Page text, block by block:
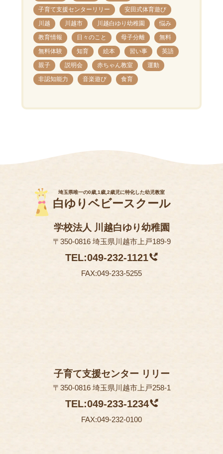
子育て支援センターリリー
安田式体育遊び
川越
川越市 川越白ゆり幼稚園
悩み
教育情報
日々のこと 母子分離
無料
無料体験
知育 絵本 習い事
英語
親子
説明会 赤ちゃん教室
運動
非認知能力
音楽遊び 食育
埼玉県唯一の0歳,1歳,2歳児に特化した幼児教室
白ゆりベビースクール
学校法人 川越白ゆり幼稚園
〒350-0816 埼玉県川越市上戸189-9
TEL:049-232-1121
FAX:049-233-5255
子育て支援センター リリー
〒350-0816 埼玉県川越市上戸258-1
TEL:049-233-1234
FAX:049-232-0100